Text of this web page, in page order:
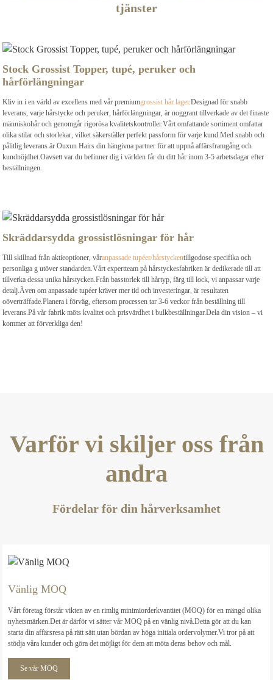
tjänster
Stock Grossist Topper, tupé, peruker och
hårförlängningar
Kliv in i en värld av excellens med vår premiumgrossist hår lager.Designad för snabb
leverans, varje hårstycke och peruker, hårförlängningar, är noggrant tillverkade av det finaste
människohår och genomgår rigorösa kvalitetskontroller.Vårt omfattande sortiment omfattar
olika stilar och storlekar, vilket säkerställer perfekt passform för varje kund.Med snabb och
pålitlig leverans är Ouxun Hairs din hängivna partner för att uppnå affärsframgång och
kundnöjdhet.Oavsett var du befinner dig i världen får du ditt hår inom 3-5 arbetsdagar efter
beställningen.
Skräddarsydda grossistlösningar för hår
Till skillnad från aktieoptioner, våranpassade tupéer/hårstyckentillgodose specifika och
personliga g utöver standarden.Vårt expertteam på hårstyckesfabriken är dedikerade till att
tillverka dessa unika hårstycken.Från basstorlek till hårtyp, färg till lock, vi anpassar varje
detalj.Även om anpassade tupéer kräver mer tid och investeringar, är resultaten
oöverträffade.Planera i förväg, eftersom processen tar 3-6 veckor från beställning till
leverans.På vår fabrik möts kvalitet och prisvärdhet i bulkbeställningar.Dela din vision – vi
kommer att förverkliga den!
Varför vi skiljer oss från
andra
Fördelar för din hårverksamhet
Vänlig MOQ
Vårt företag förstår vikten av en rimlig minimiorderkvantitet (MOQ) för en mängd olika
nyhetsmärken.Det är därför vi sätter vår MOQ på en vänlig nivå.Detta gör att du kan
starta din affärsresa på rätt sätt utan bördan av höga initiala ordervolymer.Vi tror på att
stödja våra kunder och göra det möjligt för dem att möta deras behov och mål.
Se vår MOQ